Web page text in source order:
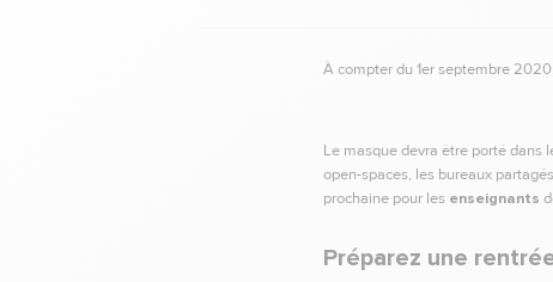
À compter du 1er septembre
Le masque devra être porté dans
open-spaces, les bureaux
prochaine pour les enseignants
Préparez une